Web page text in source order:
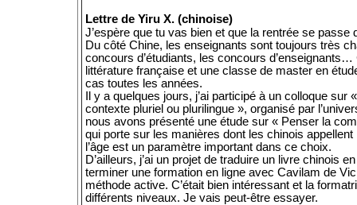
Lettre de Yiru X. (chinoise)
J’espère que tu vas bien et que la rentrée se passe
Du côté Chine, les enseignants sont toujours très
concours d’étudiants, les concours
littérature française et une classe de master en
cas toutes les années.
Il y a quelques jours, j’ai participé à un colloque
contexte pluriel ou plurilingue », organisé par
nous avons présenté une étude sur « Penser la
qui porte sur les manières dont les chinois
l’âge est un paramètre important dans ce choix.
D’ailleurs, j’ai un projet de traduire un livre chinois
terminer une formation en ligne avec Cavilam de
méthode active. C’était bien intéressant et la
différents niveaux. Je vais peut-être essayer.